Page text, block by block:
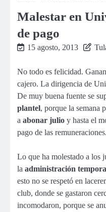
Malestar en
de pago
15 agosto, 2013
No todo es felicidad.
cajero. La dirigencia de
De muy buena fuente se
plantel, porque la semana
a abonar julio y hasta el
pago de las remuneraciones.
Lo que ha molestado a los
la administración
esto no se respetó en
club, donde se gastaron
incomodaron, porque se